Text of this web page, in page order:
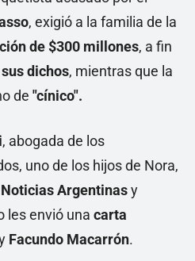
, exigió a la familia de la
de $300 millones, a fin
dichos, mientras que la
de "cínico".
, abogada de los
uno de los hijos de Nora,
Argentinasy
les envió una carta
Facundo Macarrón.